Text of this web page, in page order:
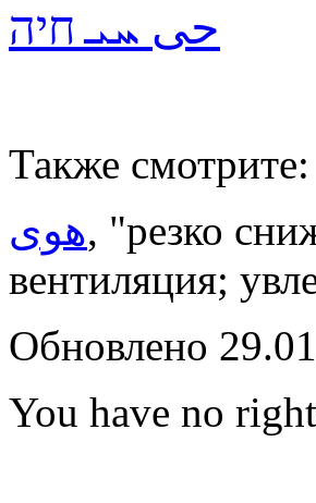
حى ܚܝ חיה
Также смотрите:
هوى, "резко
вентиляция;
Обновлено
You have no